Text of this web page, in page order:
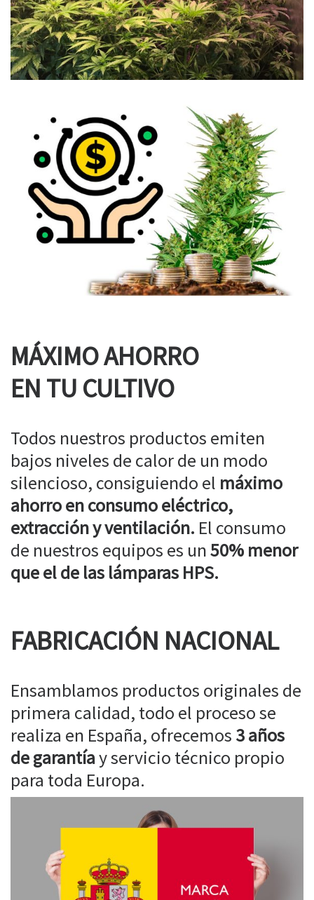
MÁXIMO AHORRO
EN TU CULTIVO
Todos nuestros productos emiten
bajos niveles de calor de un modo
silencioso, consiguiendo el máximo
ahorro en consumo eléctrico,
extracción y ventilación. El consumo
de nuestros equipos es un50% menor
que el de las lámparas HPS.
FABRICACIÓN NACIONAL
Ensamblamos productos originales de
primera calidad, todo el proceso se
realiza en España, ofrecemos 3 años
de garantíay servicio técnico propio
para toda Europa.